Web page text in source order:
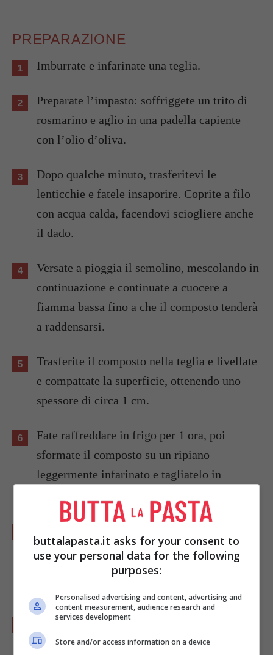
PREPARAZIONE
Imburrate e infarinate una teglia.
Preparate l’impasto: soffriggete un trito di
rosmarino e aglio in una padella capiente
con l’olio d’oliva.
Dopo qualche minuto, trasferitevi le
lenticchie e fatele insaporire. Coprite a filo
con acqua calda, facendovi sciogliere anche
il dado.
Versate a pioggia il semolino, mescolando in
continuazione e continuate a cuocere a
fiamma bassa fino a che il composto tenderà
a raddensarsi.
Trasferite il composto nella teglia e livellate
e compattate la superficie, ottenendo uno
spessore di circa 1 cm.
Fate raffreddare in frigo per 1 ora, poi
sformate il composto su un ripiano
leggermente infarinato e tagliatelo in
impanate i cubetti passandoli nelle uova
sbattute con un pizzico di sale e poi nel
Friggeteli per qualche minuto,voltandoli, e
poi scolateli su carta assorbente.
buttalapasta.it asks for your consent to
use your personal data for the following
purposes:
Personalised advertising and content, advertising and
content measurement, audience research and
services development
Store and/or access information on a device